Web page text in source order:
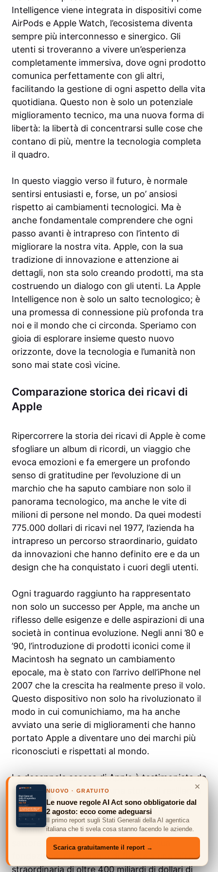
Intelligence viene integrata in dispositivi come
AirPods e Apple Watch, l’ecosistema diventa
sempre più interconnesso e sinergico. Gli
utenti si troveranno a vivere un’esperienza
completamente immersiva, dove ogni prodotto
comunica perfettamente con gli altri,
facilitando la gestione di ogni aspetto della vita
quotidiana. Questo non è solo un potenziale
miglioramento tecnico, ma una nuova forma di
libertà: la libertà di concentrarsi sulle cose che
contano di più, mentre la tecnologia completa
il quadro.
In questo viaggio verso il futuro, è normale
sentirsi entusiasti e, forse, un po’ ansiosi
rispetto ai cambiamenti tecnologici. Ma è
anche fondamentale comprendere che ogni
passo avanti è intrapreso con l’intento di
migliorare la nostra vita. Apple, con la sua
tradizione di innovazione e attenzione ai
dettagli, non sta solo creando prodotti, ma sta
costruendo un dialogo con gli utenti. La Apple
Intelligence non è solo un salto tecnologico; è
una promessa di connessione più profonda tra
noi e il mondo che ci circonda. Speriamo con
gioia di esplorare insieme questo nuovo
orizzonte, dove la tecnologia e l’umanità non
sono mai state così vicine.
Comparazione storica dei ricavi di
Apple
Ripercorrere la storia dei ricavi di Apple è come
sfogliare un album di ricordi, un viaggio che
evoca emozioni e fa emergere un profondo
senso di gratitudine per l’evoluzione di un
marchio che ha saputo cambiare non solo il
panorama tecnologico, ma anche le vite di
milioni di persone nel mondo. Da quei modesti
775.000 dollari di ricavi nel 1977, l’azienda ha
intrapreso un percorso straordinario, guidato
da innovazioni che hanno definito ere e da un
design che ha conquistato i cuori degli utenti.
Ogni traguardo raggiunto ha rappresentato
non solo un successo per Apple, ma anche un
riflesso delle esigenze e delle aspirazioni di una
società in continua evoluzione. Negli anni ’80 e
’90, l’introduzione di prodotti iconici come il
Macintosh ha segnato un cambiamento
epocale, ma è stato con l’arrivo dell’iPhone nel
2007 che la crescita ha realmente preso il volo.
Questo dispositivo non solo ha rivoluzionato il
modo in cui comunichiamo, ma ha anche
avviato una serie di miglioramenti che hanno
portato Apple a diventare uno dei marchi più
riconosciuti e rispettati al mondo.
La decennale ascesa di Apple è testimoniata da
numeri che raccontano una storia di resilienza
e innovazione. Negli anni, l’azienda ha saputo
adattarsi, aprendosi a nuovi mercati e
rispondendo con prontezza alle sfide del
settore. Oggi, a quasi 50 anni dalla sua
fondazione, ci troviamo di fronte a una cifra
straordinaria di oltre 400 miliardi di dollari di
×
NUOVO · GRATUITO
Le nuove regole AI Act sono obbligatorie dal
2 agosto: ecco come adeguarsi
Il primo report sugli Stati Generali della AI agentica
italiana che ti svela cosa stanno facendo le aziende.
Scarica gratuitamente il report →